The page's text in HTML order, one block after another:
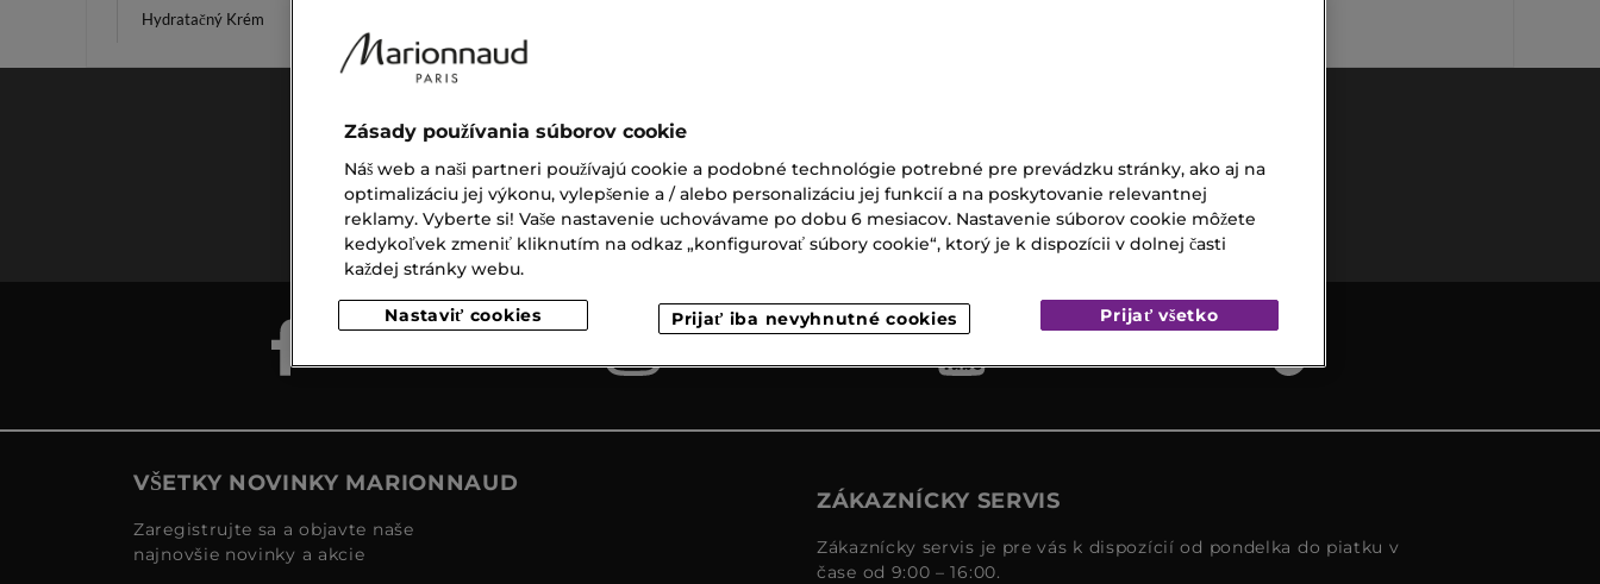
Hydratačný Krém
Doprava
zadarmo
nad €39,-
Expresný
osobný
odber
Darčeky k
nákupu
platba
VŠETKY NOVINKY MARIONNAUD
Zaregistrujte sa a objavte naše
najnovšie novinky a akcie
ZÁKAZNÍCKY SERVIS
Zákaznícky servis je pre vás k dispozícií od pondelka do piatku v
čase od 9:00 – 16:00.
Zásady používania súborov cookie
Náš web a naši partneri používajú cookie a podobné technológie potrebné pre prevádzku stránky, ako aj na
optimalizáciu jej výkonu, vylepšenie a / alebo personalizáciu jej funkcií a na poskytovanie relevantnej
reklamy. Vyberte si! Vaše nastavenie uchovávame po dobu 6 mesiacov. Nastavenie súborov cookie môžete
kedykoľvek zmeniť kliknutím na odkaz „konfigurovať súbory cookie“, ktorý je k dispozícii v dolnej časti
každej stránky webu.
Nastaviť cookies Prijať iba nevyhnutné cookies Prijať všetko